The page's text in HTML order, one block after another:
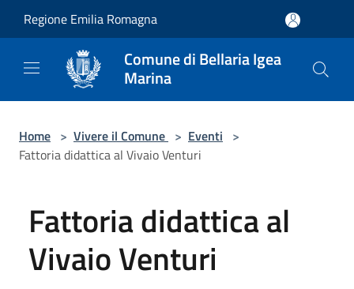
Regione Emilia Romagna
Comune di Bellaria Igea
Marina
Home > Vivere il Comune > Eventi >
Fattoria didattica al Vivaio Venturi
Fattoria didattica al
Vivaio Venturi